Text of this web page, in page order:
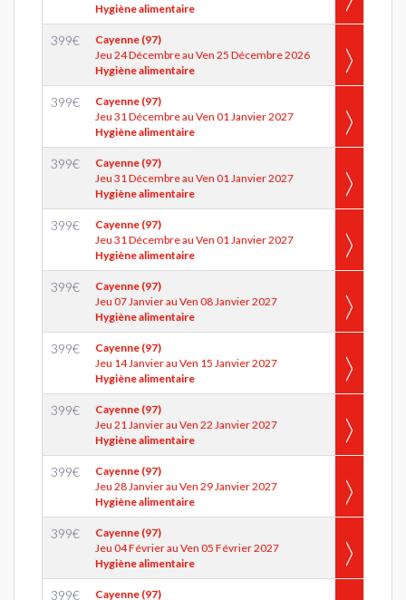
Hygiène alimentaire
399€
Cayenne (97)
Jeu 24 Décembre au Ven 25 Décembre 2026
Hygiène alimentaire
399€
Cayenne (97)
Jeu 31 Décembre au Ven 01 Janvier 2027
Hygiène alimentaire
399€
Cayenne (97)
Jeu 31 Décembre au Ven 01 Janvier 2027
Hygiène alimentaire
399€
Cayenne (97)
Jeu 31 Décembre au Ven 01 Janvier 2027
Hygiène alimentaire
399€
Cayenne (97)
Jeu 07 Janvier au Ven 08 Janvier 2027
Hygiène alimentaire
399€
Cayenne (97)
Jeu 14 Janvier au Ven 15 Janvier 2027
Hygiène alimentaire
399€
Cayenne (97)
Jeu 21 Janvier au Ven 22 Janvier 2027
Hygiène alimentaire
399€
Cayenne (97)
Jeu 28 Janvier au Ven 29 Janvier 2027
Hygiène alimentaire
399€
Cayenne (97)
Jeu 04 Février au Ven 05 Février 2027
Hygiène alimentaire
399€ Cayenne (97)